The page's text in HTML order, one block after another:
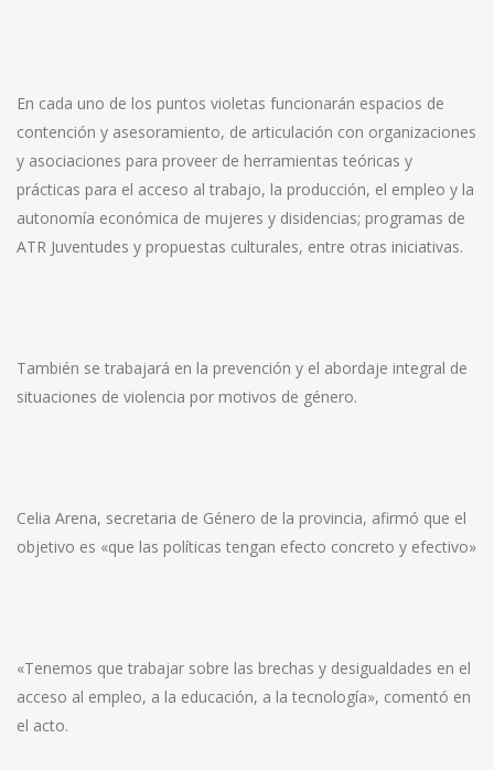
En cada uno de los puntos violetas funcionarán espacios de
contención y asesoramiento, de articulación con organizaciones
y asociaciones para proveer de herramientas teóricas y
prácticas para el acceso al trabajo, la producción, el empleo y la
autonomía económica de mujeres y disidencias; programas de
ATR Juventudes y propuestas culturales, entre otras iniciativas.
También se trabajará en la prevención y el abordaje integral de
situaciones de violencia por motivos de género.
Celia Arena, secretaria de Género de la provincia, afirmó que el
objetivo es «que las políticas tengan efecto concreto y efectivo»
«Tenemos que trabajar sobre las brechas y desigualdades en el
acceso al empleo, a la educación, a la tecnología», comentó en
el acto.